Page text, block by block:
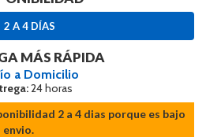
2 A 4 DÍAS
MÁS RÁPIDA
a Domicilio
24 horas
2 a 4 dias porque es bajo
envio.